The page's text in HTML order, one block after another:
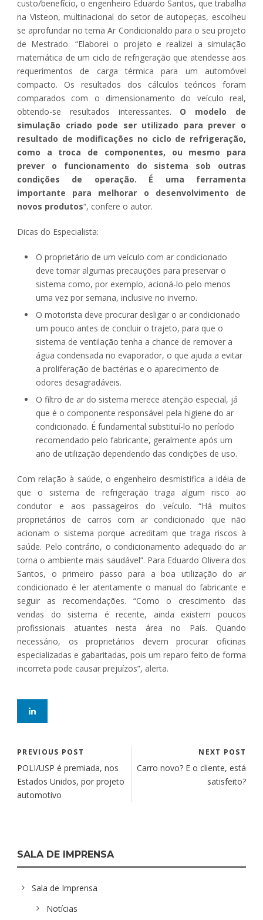
custo/benefício, o engenheiro Eduardo Santos, que trabalha
na Visteon, multinacional do setor de autopeças, escolheu
se aprofundar no tema Ar Condicionaldo para o seu projeto
de Mestrado. “Elaborei o projeto e realizei a simulação
matemática de um ciclo de refrigeração que atendesse aos
requerimentos de carga térmica para um automóvel
compacto. Os resultados dos cálculos teóricos foram
comparados com o dimensionamento do veículo real,
obtendo-se resultados interessantes. O modelo de
simulação criado pode ser utilizado para prever o
resultado de modificações no ciclo de refrigeração,
como a troca de componentes, ou mesmo para
prever o funcionamento do sistema sob outras
condições de operação. É uma ferramenta
importante para melhorar o desenvolvimento de
novos produtos“, confere o autor.
Dicas do Especialista:
O proprietário de um veículo com ar condicionado
deve tomar algumas precauções para preservar o
sistema como, por exemplo, acioná-lo pelo menos
uma vez por semana, inclusive no inverno.
O motorista deve procurar desligar o ar condicionado
um pouco antes de concluir o trajeto, para que o
sistema de ventilação tenha a chance de remover a
água condensada no evaporador, o que ajuda a evitar
a proliferação de bactérias e o aparecimento de
odores desagradáveis.
O filtro de ar do sistema merece atenção especial, já
que é o componente responsável pela higiene do ar
condicionado. É fundamental substituí-lo no período
recomendado pelo fabricante, geralmente após um
ano de utilização dependendo das condições de uso.
Com relação à saúde, o engenheiro desmistifica a idéia de
que o sistema de refrigeração traga algum risco ao
condutor e aos passageiros do veículo. “Há muitos
proprietários de carros com ar condicionado que não
acionam o sistema porque acreditam que traga riscos à
saúde. Pelo contrário, o condicionamento adequado do ar
torna o ambiente mais saudável”. Para Eduardo Oliveira dos
Santos, o primeiro passo para a boa utilização do ar
condicionado é ler atentamente o manual do fabricante e
seguir as recomendações. “Como o crescimento das
vendas do sistema é recente, ainda existem poucos
profissionais atuantes nesta área no País. Quando
necessário, os proprietários devem procurar oficinas
especializadas e gabaritadas, pois um reparo feito de forma
incorreta pode causar prejuízos”, alerta.
PREVIOUS POST
POLI/USP é premiada, nos
Estados Unidos, por projeto
automotivo
NEXT POST
Carro novo? E o cliente, está
satisfeito?
SALA DE IMPRENSA
Sala de Imprensa
Notícias